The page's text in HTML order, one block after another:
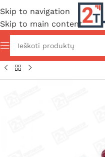
Skip to navigation
Skip to main content
/Važiuoklė ir išorė/